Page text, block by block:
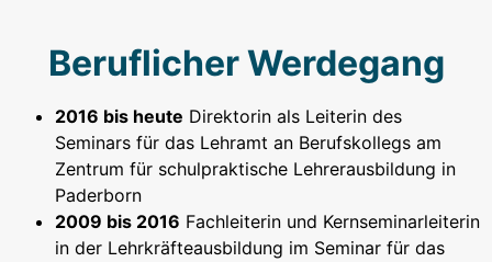
Beruflicher Werdegang
2016 bis heute Direktorin als Leiterin des
Seminars für das Lehramt an Berufskollegs am
Zentrum für schulpraktische Lehrerausbildung in
Paderborn
2009 bis 2016 Fachleiterin und Kernseminarleiterin
in der Lehrkräfteausbildung im Seminar für das